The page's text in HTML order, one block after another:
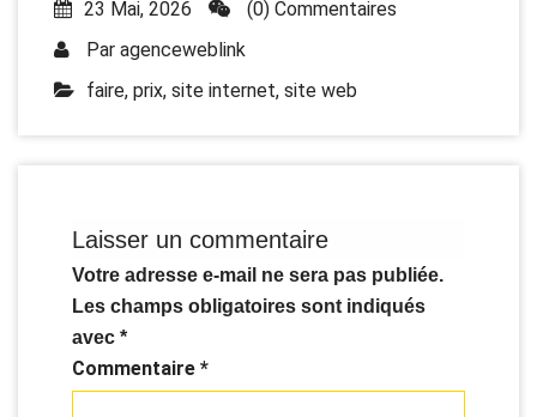
23 Mai, 2026
(0) Commentaires
Par agenceweblink
faire, prix, site internet, site web
Laisser un commentaire
Votre adresse e-mail ne sera pas publiée.
Les champs obligatoires sont indiqués
avec *
Commentaire *